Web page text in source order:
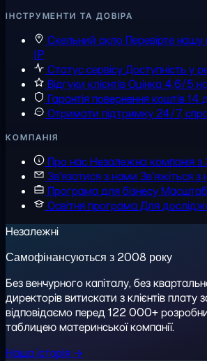
ІНСТРУМЕНТИ ТА ДОВІРА
Скельний скло Перевірте
IP
Статус сервісуДоступність у
Відгуки клієнтівОцінка 4,6/5
Гарантія повернення коштів14
Отримати підтримку 24/7,
КОМПАНІЯ
Про насНезалежна компанія
Зв'язатися з нами Зв'яжіться з
Програма для бізнесу
Освітня програмаДля
Незалежні
Самофінансуються з 2008 року
Без венчурного капіталу, без
директорів витискати з клієнтів
відповідаємо перед 122 000+
таблицею материнської компанії.
Наша історія →